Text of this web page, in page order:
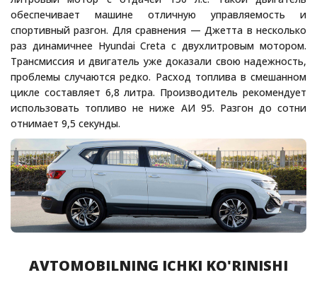
обеспечивает машине отличную управляемость и
спортивный разгон. Для сравнения — Джетта в несколько
раз динамичнее Hyundai Creta с двухлитровым мотором.
Трансмиссия и двигатель уже доказали свою надежность,
проблемы случаются редко. Расход топлива в смешанном
цикле составляет 6,8 литра. Производитель рекомендует
использовать топливо не ниже АИ 95. Разгон до сотни
отнимает 9,5 секунды.
AVTOMOBILNING ICHKI KO'RINISHI